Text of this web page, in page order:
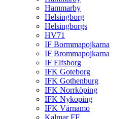
Hammarby
Helsingborg
Helsingborgs
HV71
IF Bormmapojkarna
IF Brommapojkarna
IF Elfsborg
IFK Goteborg
IFK Gothenburg
IFK Norrköping
IFK Nykoping
IFK Värnamo
Kalmar FF